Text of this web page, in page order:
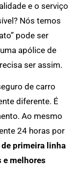
e o serviço
Nós temos
pode ser
apólice de
ser assim.
de carro
diferente. É
Ao mesmo
24 horas por
de primeira linha
e melhores